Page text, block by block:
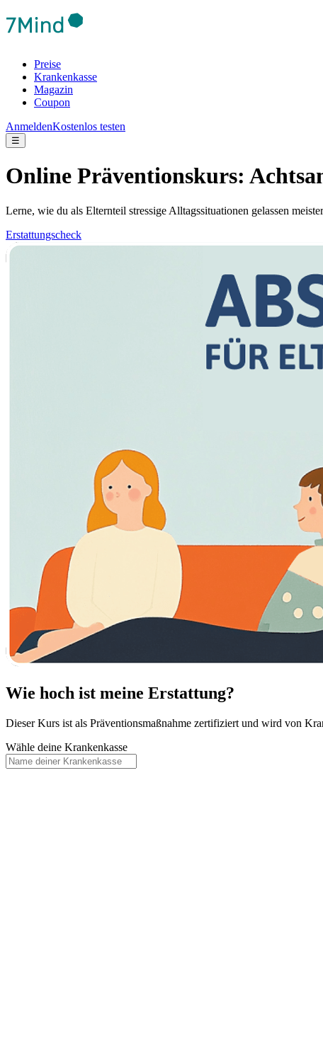
Preise
Krankenkasse
Magazin
Coupon
AnmeldenKostenlos testen
☰
Online Präventionskurs:
Lerne, wie du als Elternteil stressige Alltagssituationen gelassen
Erstattungscheck
Wie hoch ist meine Erstattung?
Dieser Kurs ist als Präventionsmaßnahme zertifiziert und wird von
Wähle deine Krankenkasse